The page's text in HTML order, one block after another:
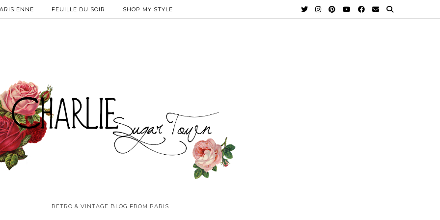
RETRO & VINTAGE BLOG FROM PARIS
FEUILLE DU SOIR SHOP MY STYLE